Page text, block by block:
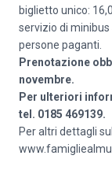
biglietto unico:
servizio di
persone paganti.
Prenotazione
novembre.
Per ulteriori
tel. 0185 469139.
Per altri dettagli